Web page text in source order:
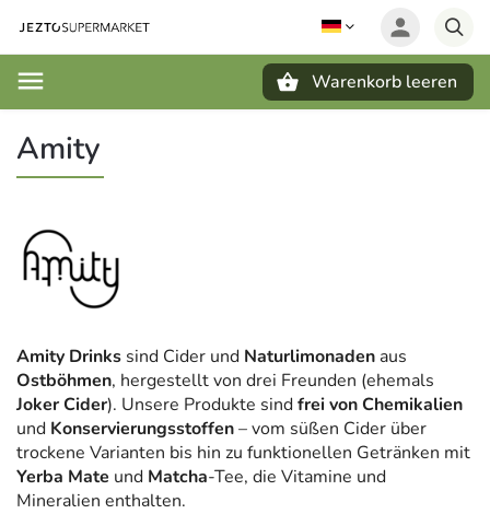
Warenkorb leeren
Amity
Amity Drinks sind Cider und Naturlimonaden aus
Ostböhmen, hergestellt von drei Freunden (ehemals
Joker Cider). Unsere Produkte sindfrei von Chemikalien
und Konservierungsstoffen– vom süßen Cider über
trockene Varianten bis hin zu funktionellen Getränken mit
Yerba Mate und Matcha-Tee, die Vitamine und
Mineralien enthalten.